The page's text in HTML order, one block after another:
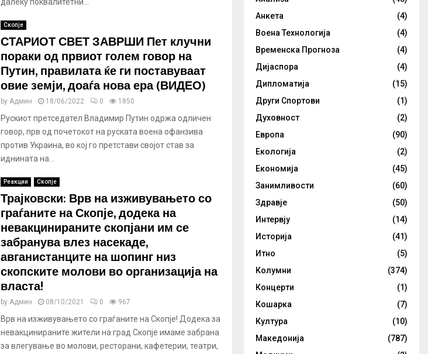
Скопје
СТАРИОТ СВЕТ ЗАВРШИ Пет клучни
пораки од првиот голем говор на
Путин, правилата ќе ги поставуваат
овие земји, доаѓа нова ера (ВИДЕО)
by Админ 18/06/2022 0 1850
Рускиот претседател Владимир Путин одржа одличен
говор, прв од почетокот на руската воена офанзива
против Украина, во кој го претстави својот став за
иднината на...
Реакции Скопје
Трајковски: Врв на изживувањето со
граѓаните на Скопје, додека на
невакцинираните скопјани им се
забранува влез насекаде,
авганистанците на шопинг низ
скопските молови во организација на
власта!
by Админ 08/10/2021 0 967
Врв на изживувањето со граѓаните на Скопје! Додека за
невакцинираните жители на град Скопје имаме забрана
за влегување во молови, ресторани, кафетерии, театри,
Анкета
(4)
Воена Технологија
(4)
Временска Прогноза
(4)
Дијаспора
(4)
Дипломатија
(15)
Други Спортови
(1)
Духовност
(2)
Европа
(90)
Екологија
(2)
Економија
(45)
Занимливости
(60)
Здравје
(50)
Интервју
(14)
Историја
(41)
Итно
(5)
Колумни
(374)
Концерти
(1)
Кошарка
(7)
Култура
(10)
Македонија
(787)